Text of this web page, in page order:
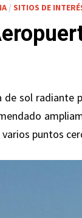
/SITIOS DE
de sol radiante
puntos